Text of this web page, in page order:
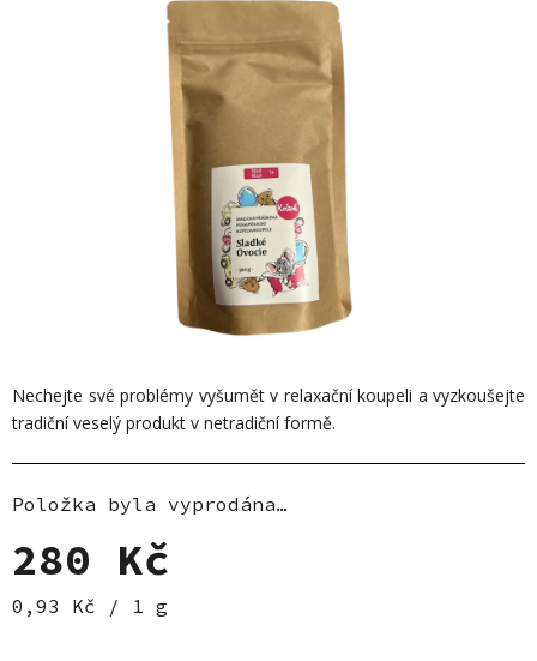
Nechejte své problémy vyšumět v relaxační koupeli a vyzkoušejte
tradiční veselý produkt v netradiční formě.
Položka byla vyprodána…
280 Kč
Měrná cena:
0,93 Kč / 1 g
z
5
hvězdiček.